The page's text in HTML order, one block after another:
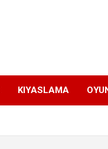
KIYASLAMA